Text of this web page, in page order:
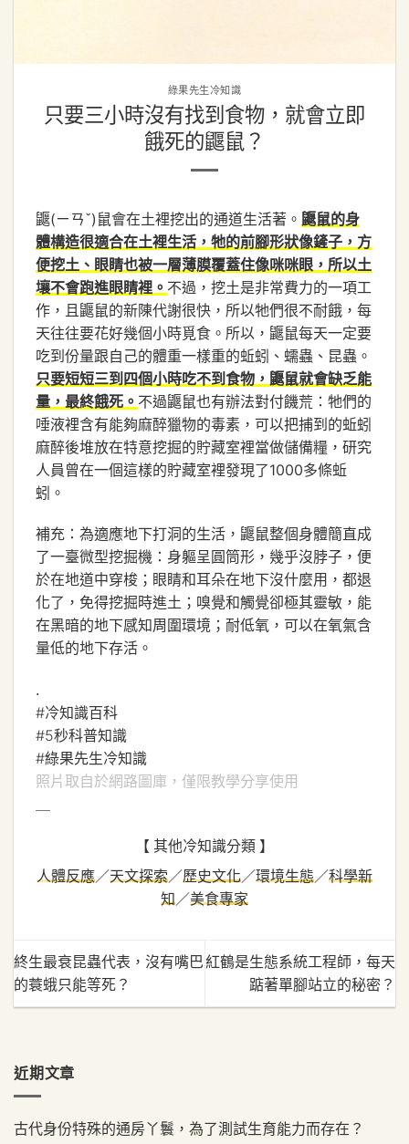
綠果先生冷知識
只要三小時沒有找到食物，就會立即
餓死的鼴鼠？
鼴(ㄧㄢˇ)鼠會在土裡挖出的通道生活著。 鼴鼠的身
體構造很適合在土裡生活，牠的前腳形狀像鏟子，方
便挖土、眼睛也被一層薄膜覆蓋住像咪咪眼，所以土
壤不會跑進眼睛裡。 不過，挖土是非常費力的一項工
作，且鼴鼠的新陳代謝很快，所以牠們很不耐餓，每
天往往要花好幾個小時覓食。所以，鼴鼠每天一定要
吃到份量跟自己的體重一樣重的蚯蚓、蠕蟲、昆蟲。
只要短短三到四個小時吃不到食物，鼴鼠就會缺乏能
量，最終餓死。 不過鼴鼠也有辦法對付饑荒：牠們的
唾液裡含有能夠麻醉獵物的毒素，可以把捕到的蚯蚓
麻醉後堆放在特意挖掘的貯藏室裡當做儲備糧，研究
人員曾在一個這樣的貯藏室裡發現了1000多條蚯
蚓。
補充：為適應地下打洞的生活，鼴鼠整個身體簡直成
了一臺微型挖掘機：身軀呈圓筒形，幾乎沒脖子，便
於在地道中穿梭；眼睛和耳朵在地下沒什麼用，都退
化了，免得挖掘時進土；嗅覺和觸覺卻極其靈敏，能
在黑暗的地下感知周圍環境；耐低氧，可以在氧氣含
量低的地下存活。
.
#冷知識百科
#5秒科普知識
#綠果先生冷知識
照片取自於網路圖庫，僅限教學分享使用
【 其他冷知識分類 】
人體反應／天文探索／歷史文化／環境生態／科學新
知／美食專家
終生最衰昆蟲代表，沒有嘴巴
的蓑蛾只能等死？
紅鶴是生態系統工程師，每天
踮著單腳站立的秘密？
近期文章
古代身份特殊的通房丫鬟，為了測試生育能力而存在？